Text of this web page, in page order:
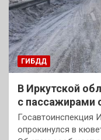
ГИБДД
В Иркутской
с пассажирами
Госавтоинспекция
опрокинулся в